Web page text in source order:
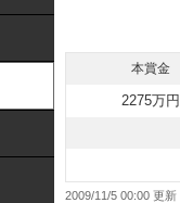
本賞金
2275万円
2009/11/5 00:00